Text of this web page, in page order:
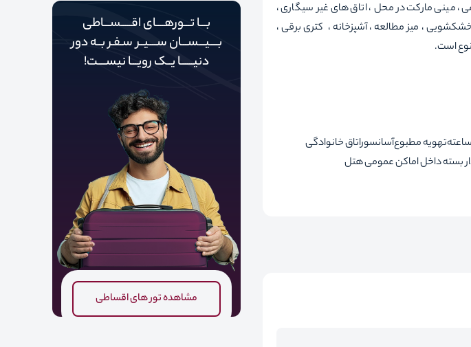
، مینی مارکت در محل ، اتاق های غیر سیگاری ،
نیست ، خشکشویی ، میز مطالعه ، آشپزخانه ، کتری برقی ،
است.
تهویه مطبوعآسانسوراتاق خانوادگی
بسته داخل اماکن عمومی هتل
بـــا تـــورهــــای اقـــــســـاطی
بــــیـــســـان ســــیــر سـفـر بــه دور‌‌‌‌
دنیـــــ‌‌ـا یــک رویـــا نیســــت!
مشاهده تور های اقساطی